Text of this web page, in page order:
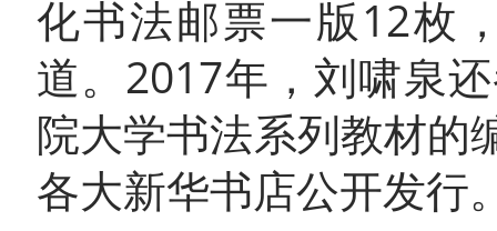
化书法邮票一版12枚
道。2017年，刘啸泉
院大学书法系列教材的
各大新华书店公开发行